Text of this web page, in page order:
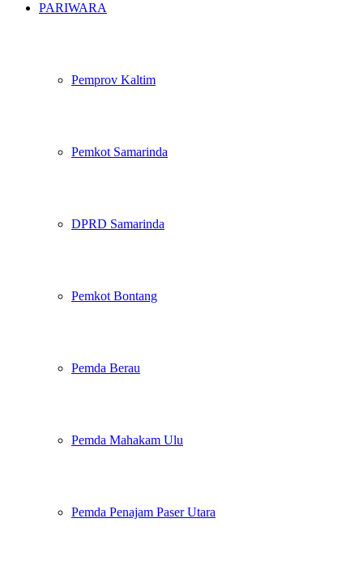
PARIWARA
Pemprov Kaltim
Pemkot Samarinda
DPRD Samarinda
Pemkot Bontang
Pemda Berau
Pemda Mahakam Ulu
Pemda Penajam Paser Utara